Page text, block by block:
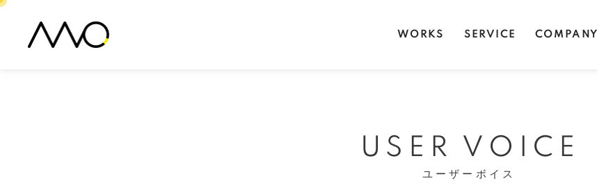
WORKS SERVICE COMPANY
USER VOICE
ユーザーボイス